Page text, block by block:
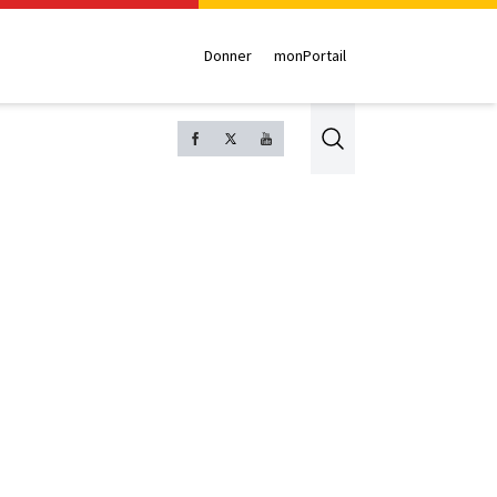
Donner monPortail
Search